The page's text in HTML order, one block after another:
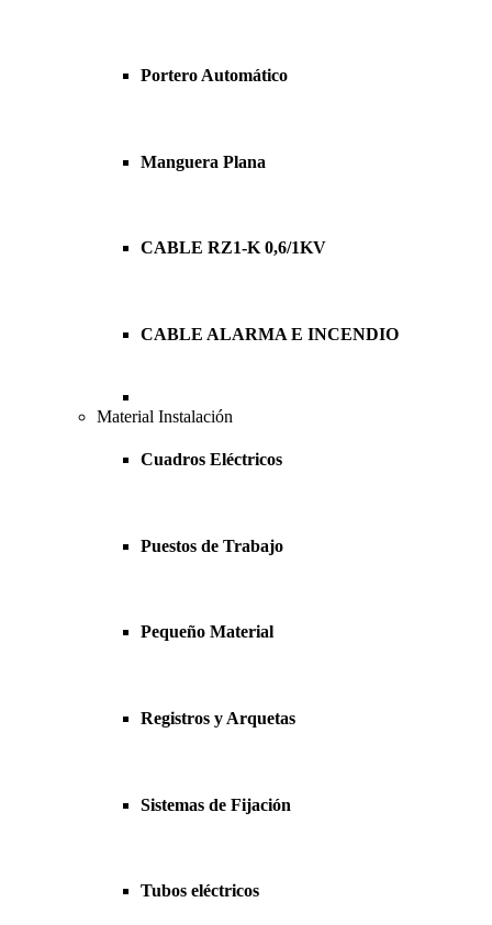
Portero Automático
Manguera Plana
CABLE RZ1-K 0,6/1KV
CABLE ALARMA E INCENDIO
Material Instalación
Cuadros Eléctricos
Puestos de Trabajo
Pequeño Material
Registros y Arquetas
Sistemas de Fijación
Tubos eléctricos